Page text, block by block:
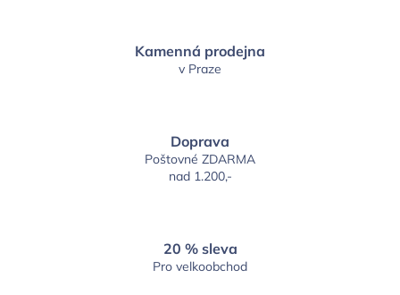
Kamenná prodejna
v Praze
Doprava
Poštovné ZDARMA
nad 1.200,-
20 % sleva
Pro velkoobchod